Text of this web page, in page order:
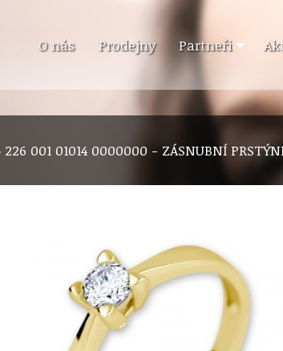
O nás Prodejny Partneři
226 001 01014 0000000 - ZÁSNUBNÍ